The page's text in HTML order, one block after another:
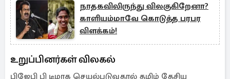
நாதகவிலிருந்து விலகுகிறேனா?
காளியம்மாவே கொடுத்த பரபர
விளக்கம்!
உறுப்பினர்கள் விலகல்
பிஜேபி பி டீமாக செயல்படுவதால் தமிழ் தேசிய